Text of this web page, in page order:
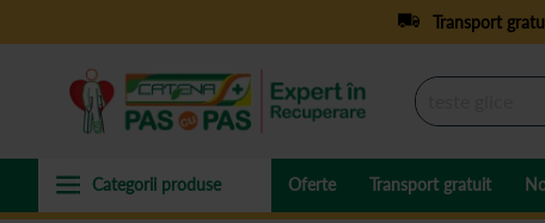
Transport
Oferte Transport gratuit